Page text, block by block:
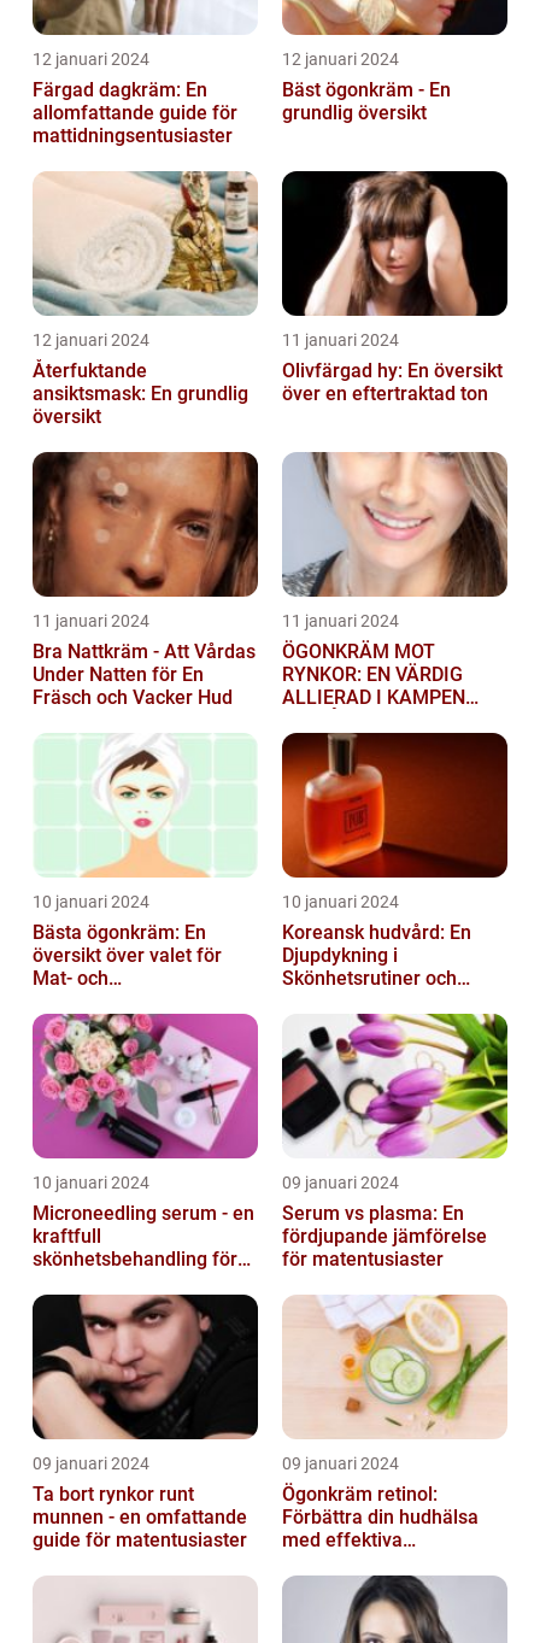
12 januari 2024
Färgad dagkräm: En
allomfattande guide för
mattidningsentusiaster
12 januari 2024
Bäst ögonkräm - En
grundlig översikt
12 januari 2024
Återfuktande
ansiktsmask: En grundlig
översikt
11 januari 2024
Olivfärgad hy: En översikt
över en eftertraktad ton
11 januari 2024
Bra Nattkräm - Att Vårdas
Under Natten för En
Fräsch och Vacker Hud
11 januari 2024
ÖGONKRÄM MOT
RYNKOR: EN VÄRDIG
ALLIERAD I KAMPEN
10 januari 2024
Bästa ögonkräm: En
översikt över valet för
Mat- och
10 januari 2024
Koreansk hudvård: En
Djupdykning i
Skönhetsrutiner och
10 januari 2024
Microneedling serum - en
kraftfull
skönhetsbehandling för
09 januari 2024
Serum vs plasma: En
fördjupande jämförelse
för matentusiaster
09 januari 2024
Ta bort rynkor runt
munnen - en omfattande
guide för matentusiaster
09 januari 2024
Ögonkräm retinol:
Förbättra din hudhälsa
med effektiva